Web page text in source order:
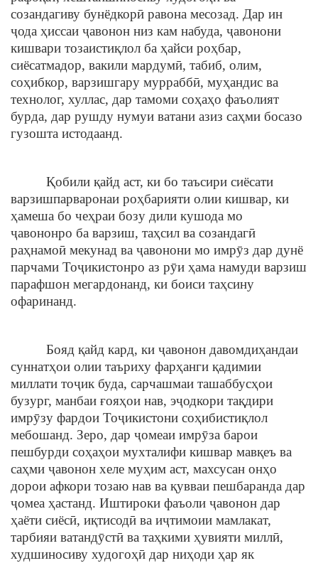
созандагиву бунёдкорӣ равона месозад. Дар ин
ҷода ҳиссаи ҷавонон низ кам набуда, ҷавонони
кишвари тозаистиқлол ба ҳайси роҳбар,
сиёсатмадор, вакили мардумӣ, табиб, олим,
соҳибкор, варзишгару мурраббӣ, муҳандис ва
технолог, хуллас, дар тамоми соҳаҳо фаъолият
бурда, дар рушду нумуи ватани азиз саҳми босазо
гузошта истодаанд.
Қобили қайд аст, ки бо таъсири сиёсати
варзишпарваронаи роҳбарияти олии кишвар, ки
ҳамеша бо чеҳраи бозу дили кушода мо
ҷавононро ба варзиш, таҳсил ва созандагӣ
раҳнамоӣ мекунад ва ҷавонони мо имрӯз дар дунё
парчами Тоҷикистонро аз рӯи ҳама намуди варзиш
парафшон мегардонанд, ки боиси таҳсину
офаринанд.
Бояд қайд кард, ки ҷавонон давомдиҳандаи
суннатҳои олии таъриху фарҳанги қадимии
миллати тоҷик буда, сарчашмаи ташаббусҳои
бузург, манбаи ғояҳои нав, эҷодкори тақдири
имрӯзу фардои Тоҷикистони соҳибистиқлол
мебошанд. Зеро, дар ҷомеаи имрӯза барои
пешбурди соҳаҳои мухталифи кишвар мавқеъ ва
саҳми ҷавонон хеле муҳим аст, махсусан онҳо
дорои афкори тозаю нав ва қувваи пешбаранда дар
ҷомеа ҳастанд. Иштироки фаъоли ҷавонон дар
ҳаёти сиёсӣ, иқтисодӣ ва иҷтимоии мамлакат,
тарбияи ватандӯстӣ ва таҳкими ҳувияти миллӣ,
худшиносиву худогоҳӣ дар ниҳоди ҳар як